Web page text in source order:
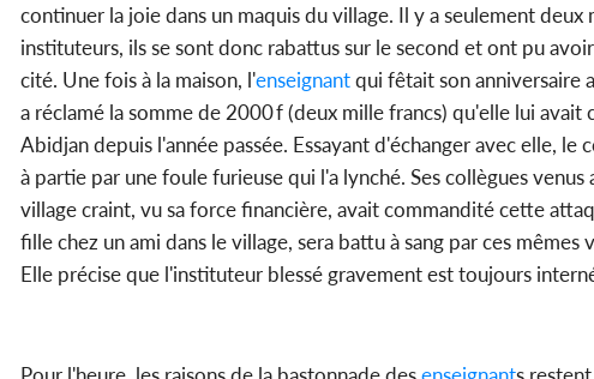
continuer la joie dans un maquis du village. Il y a seulement
instituteurs, ils se sont donc rabattus sur le second et ont pu
cité. Une fois à la maison, l'enseignantqui fêtait son anniversaire
a réclamé la somme de 2000 f (deux mille francs) qu'elle lui
Abidjan depuis l'année passée. Essayant d'échanger avec elle,
à partie par une foule furieuse qui l'a lynché. Ses collègues
village craint, vu sa force financière, avait commandité cette
fille chez un ami dans le village, sera battu à sang par ces
Elle précise que l'instituteur blessé gravement est toujours